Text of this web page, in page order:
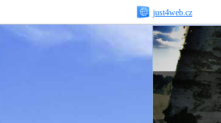
just4web.cz